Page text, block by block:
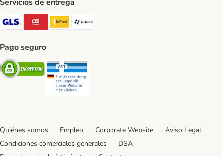
Servicios de entrega
GLS Shipping Method
CTTExpress Shipping Method
InPost Shipping Method
paack Shipping Method
Pago seguro
Security
Quiénes somos Empleo Corporate Website
Aviso Legal
Condiciones comerciales generales
DSA